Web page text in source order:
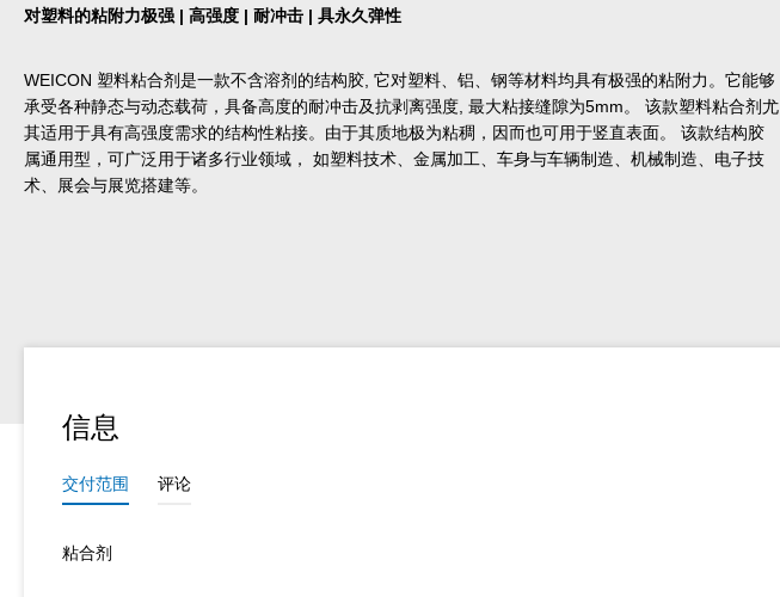
对塑料的粘附力极强 | 高强度 | 耐冲击 | 具永久弹性
WEICON 塑料粘合剂是一款不含溶剂的结构胶, 它对塑料、铝、钢等材料均具有极强的粘附力。它能够
承受各种静态与动态载荷，具备高度的耐冲击及抗剥离强度, 最大粘接缝隙为5mm。 该款塑料粘合剂尤
其适用于具有高强度需求的结构性粘接。由于其质地极为粘稠，因而也可用于竖直表面。 该款结构胶
属通用型，可广泛用于诸多行业领域， 如塑料技术、金属加工、车身与车辆制造、机械制造、电子技
术、展会与展览搭建等。
信息
交付范围 评论
粘合剂